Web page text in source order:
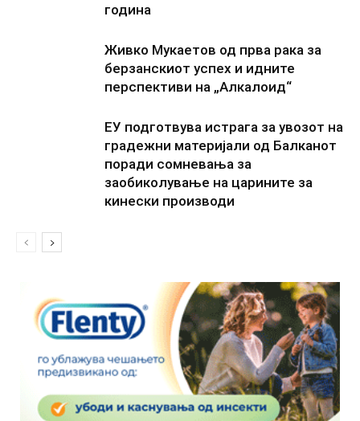
година
Живко Мукаетов од прва рака за
берзанскиот успех и идните
перспективи на „Алкалоид“
ЕУ подготвува истрага за увозот на
градежни материјали од Балканот
поради сомневања за
заобиколување на царините за
кинески производи